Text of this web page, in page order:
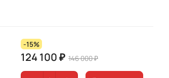
-15%
124 100 ₽ 146 000 ₽